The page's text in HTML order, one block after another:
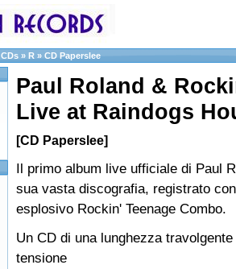
CDs » R » CD Paperslee
Paul Roland &
Live at Raindogs
[CD Paperslee]
Il primo album live ufficiale di Paul
sua vasta discografia, registrato
esplosivo Rockin' Teenage Combo.
Un CD di una lunghezza
tensione